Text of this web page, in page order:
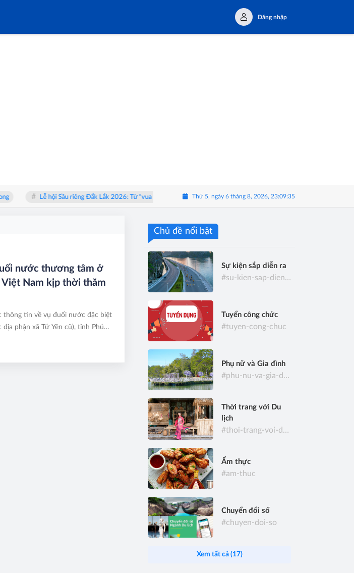
Đăng nhập
Lễ hội Sầu riêng Đắk Lắk 2026: Từ “vua trái cây” đến hành trình trải nghiệm Tây Nguyên
Thứ 5, ngày 6 tháng 8, 2026, 23:09:35
nước thương tâm ở
Việt Nam kịp thời thăm
thông tin về vụ đuối nước đặc biệt
phận xã Tứ Yên cũ), tỉnh Phú
Chủ đề nổi bật
Sự kiện sắp diễn ra
#su-kien-sap-dien-ra
Tuyển công chức
#tuyen-cong-chuc
Phụ nữ và Gia đình
#phu-nu-va-gia-dinh
Thời trang với Du
lịch
#thoi-trang-voi-du-lich
Ẩm thực
#am-thuc
Chuyển đổi số
#chuyen-doi-so
Xem tất cả (17)